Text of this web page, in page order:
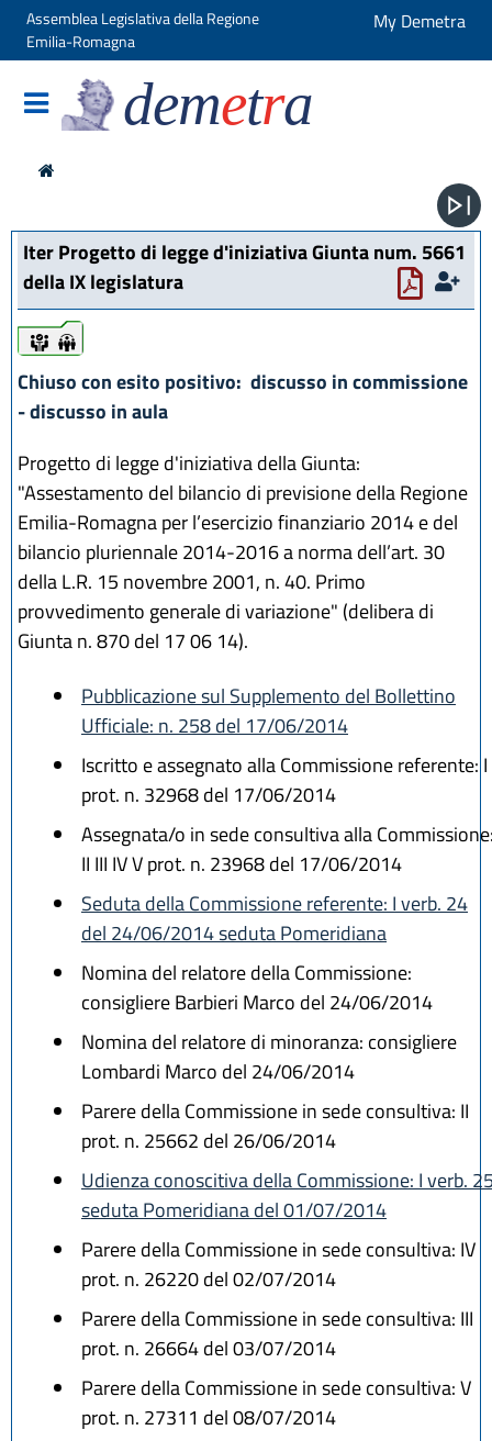
Assemblea Legislativa della Regione
Emilia-Romagna
My Demetra
demetra
Iter Progetto di legge d'iniziativa Giunta num. 5661
della IX legislatura
Chiuso con esito positivo: discusso in commissione
- discusso in aula
Progetto di legge d'iniziativa della Giunta:
"Assestamento del bilancio di previsione della Regione
Emilia-Romagna per l’esercizio finanziario 2014 e del
bilancio pluriennale 2014-2016 a norma dell’art. 30
della L.R. 15 novembre 2001, n. 40. Primo
provvedimento generale di variazione" (delibera di
Giunta n. 870 del 17 06 14).
Pubblicazione sul Supplemento del Bollettino
Ufficiale: n. 258 del 17/06/2014
Iscritto e assegnato alla Commissione referente: I
prot. n. 32968 del 17/06/2014
Assegnata/o in sede consultiva alla
II III IV V prot. n. 23968 del 17/06/2014
Seduta della Commissione referente: I verb. 24
del 24/06/2014 seduta Pomeridiana
Nomina del relatore della Commissione:
consigliere Barbieri Marco del 24/06/2014
Nomina del relatore di minoranza: consigliere
Lombardi Marco del 24/06/2014
Parere della Commissione in sede consultiva: II
prot. n. 25662 del 26/06/2014
Udienza conoscitiva della Commissione: I verb.
seduta Pomeridiana del 01/07/2014
Parere della Commissione in sede consultiva: IV
prot. n. 26220 del 02/07/2014
Parere della Commissione in sede consultiva: III
prot. n. 26664 del 03/07/2014
Parere della Commissione in sede consultiva: V
prot. n. 27311 del 08/07/2014